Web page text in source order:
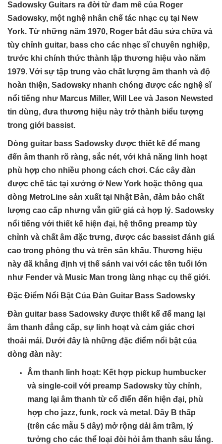
Sadowsky Guitars ra đời từ đam mê của Roger
Sadowsky, một nghệ nhân chế tác nhạc cụ tại New
York. Từ những năm 1970, Roger bắt đầu sửa chữa và
tùy chỉnh guitar, bass cho các nhạc sĩ chuyên nghiệp,
trước khi chính thức thành lập thương hiệu vào năm
1979. Với sự tập trung vào chất lượng âm thanh và độ
hoàn thiện, Sadowsky nhanh chóng được các nghệ sĩ
nổi tiếng như Marcus Miller, Will Lee và Jason Newsted
tin dùng, đưa thương hiệu này trở thành biểu tượng
trong giới bassist.
Dòng guitar bass Sadowsky được thiết kế để mang
đến âm thanh rõ ràng, sắc nét, với khả năng linh hoạt
phù hợp cho nhiều phong cách chơi. Các cây đàn
được chế tác tại xưởng ở New York hoặc thông qua
dòng MetroLine sản xuất tại Nhật Bản, đảm bảo chất
lượng cao cấp nhưng vẫn giữ giá cả hợp lý. Sadowsky
nổi tiếng với thiết kế hiện đại, hệ thống preamp tùy
chỉnh và chất âm đặc trưng, được các bassist đánh giá
cao trong phòng thu và trên sân khấu. Thương hiệu
này đã khẳng định vị thế sánh vai với các tên tuổi lớn
như Fender và Music Man trong làng nhạc cụ thế giới.
Đặc Điểm Nổi Bật Của Đàn Guitar Bass Sadowsky
Đàn guitar bass Sadowsky được thiết kế để mang lại
âm thanh đẳng cấp, sự linh hoạt và cảm giác chơi
thoải mái. Dưới đây là những đặc điểm nổi bật của
dòng đàn này:
Âm thanh linh hoạt: Kết hợp pickup humbucker
và single-coil với preamp Sadowsky tùy chỉnh,
mang lại âm thanh từ cổ điển đến hiện đại, phù
hợp cho jazz, funk, rock và metal. Dây B thấp
(trên các mẫu 5 dây) mở rộng dải âm trầm, lý
tưởng cho các thể loại đòi hỏi âm thanh sâu lắng.